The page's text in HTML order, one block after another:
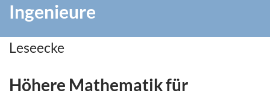
Ingenieure
Leseecke
Höhere Mathematik für